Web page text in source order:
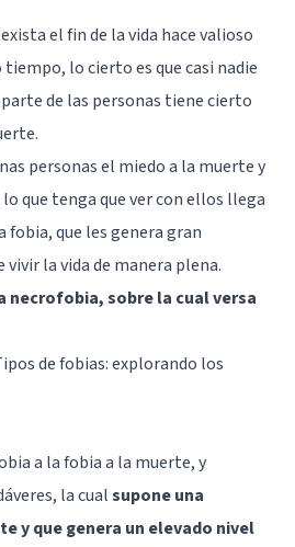
el fin de la vida hace valioso
lo cierto es que casi nadie
de las personas tiene cierto
personas el miedo a la muerte y
que tenga que ver con ellos llega
fobia, que les genera gran
la vida de manera plena.
necrofobia, sobre la cual versa
de fobias: explorando los
a la fobia a la muerte, y
la cualsupone una
y que genera un elevado nivel